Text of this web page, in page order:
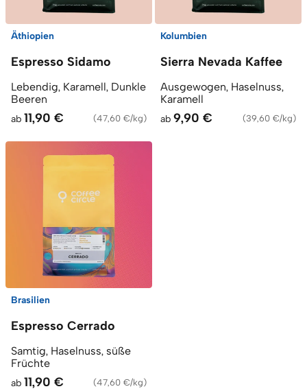
Äthiopien
Espresso Sidamo
Lebendig, Karamell, Dunkle
Beeren
ab 11,90 € (47,60 €/kg)
Kolumbien
Sierra Nevada Kaffee
Ausgewogen, Haselnuss,
Karamell
ab 9,90 € (39,60 €/kg)
Brasilien
Espresso Cerrado
Samtig, Haselnuss, süße
Früchte
ab 11,90 € (47,60 €/kg)